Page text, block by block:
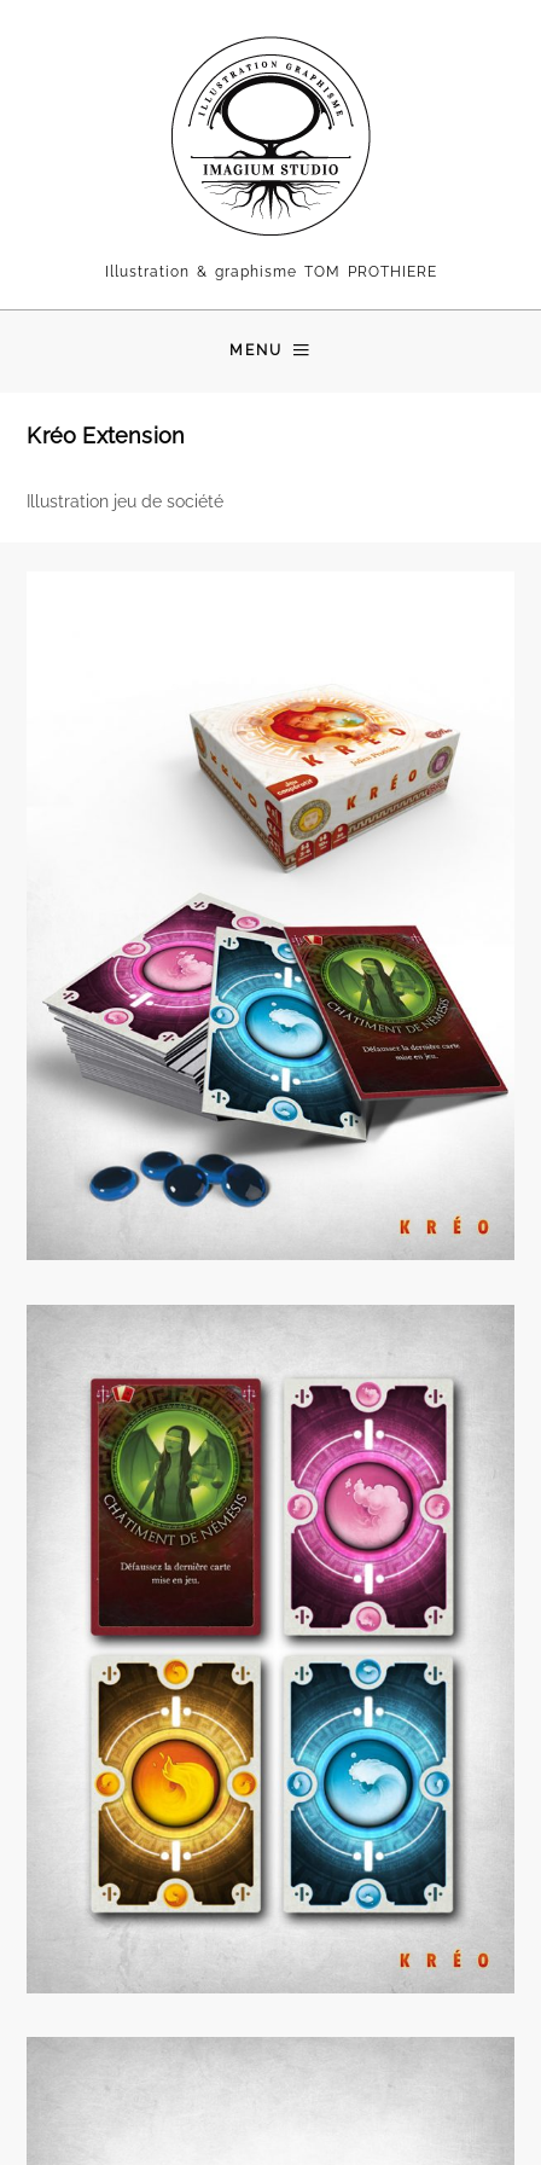
Illustration & graphisme TOM PROTHIERE
MENU
Kréo Extension
Illustration jeu de société